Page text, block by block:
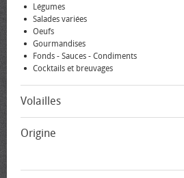
Légumes
Salades variées
Oeufs
Gourmandises
Fonds - Sauces - Condiments
Cocktails et breuvages
Volailles
Origine